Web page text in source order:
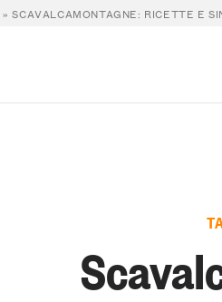
»SCAVALCAMONTAGNE: RICETTE E